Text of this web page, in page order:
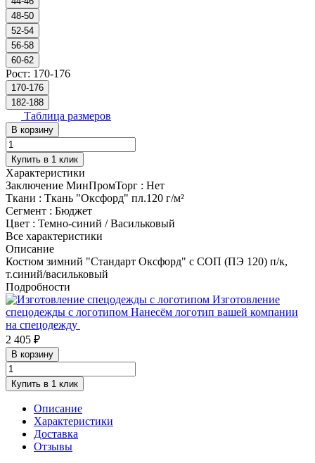
48-50
52-54
56-58
60-62
Рост: 170-176
170-176
182-188
Таблица размеров
В корзину
Купить в 1 клик
Характеристики
Заключение МинПромТорг : Нет
Ткани : Ткань "Оксфорд" пл.120 г/м²
Сегмент : Бюджет
Цвет : Темно-синий / Васильковый
Все характеристики
Описание
Костюм зимний "Стандарт Оксфорд" с СОП (ПЭ 120) п/к,
т.синий/васильковый
Подробности
Изготовление
спецодежды с логотипом Нанесём логотип вашей компании
на спецодежду
2 405 ₽
В корзину
Купить в 1 клик
Описание
Характеристики
Доставка
Отзывы